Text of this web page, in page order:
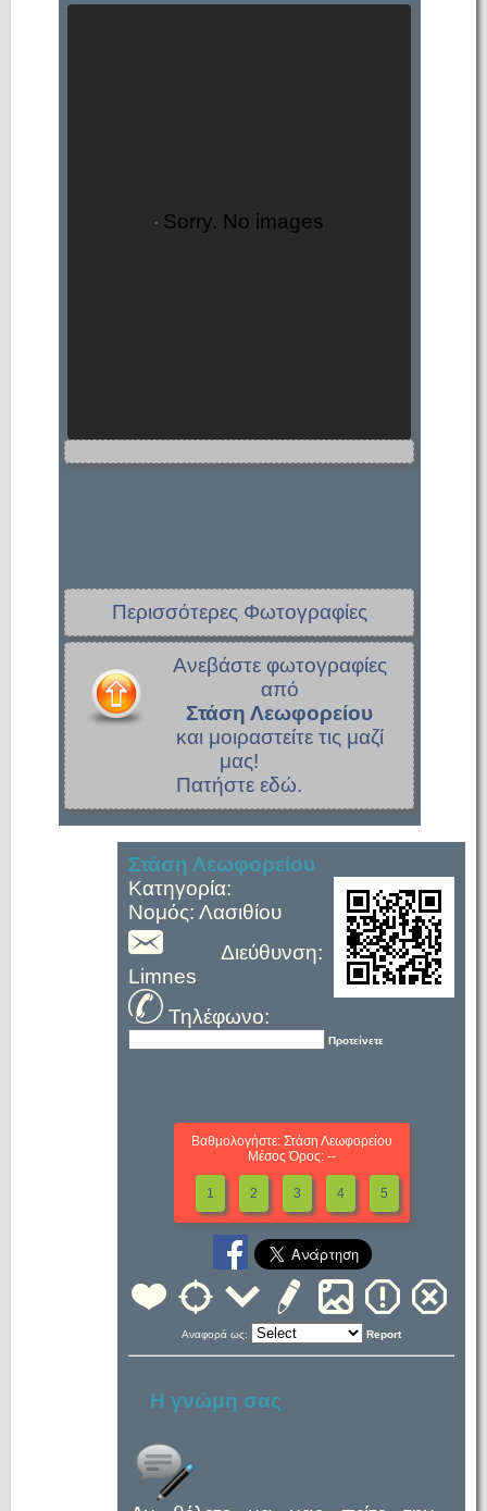
Sorry. No images
Περισσότερες Φωτογραφίες
Ανεβάστε φωτογραφίες
από
Στάση Λεωφορείου
και μοιραστείτε τις μαζί
μας!
Πατήστε εδώ.
Στάση Λεωφορείου
Κατηγορία:
Νομός: Λασιθίου
Διεύθυνση:
Limnes
Τηλέφωνο:
Προτείνετε
Βαθμολογήστε: Στάση Λεωφορείου
Μέσος Όρος: --
1 2 3 4 5
Αναφορά ως: Report
Η γνώμη σας